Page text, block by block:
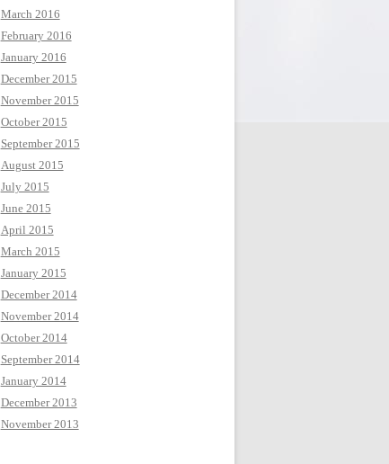
March 2016
February 2016
January 2016
December 2015
November 2015
October 2015
September 2015
August 2015
July 2015
June 2015
April 2015
March 2015
January 2015
December 2014
November 2014
October 2014
September 2014
January 2014
December 2013
November 2013